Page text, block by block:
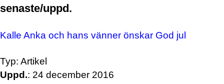
senaste/uppd.
Kalle Anka och hans vänner önskar God jul
Typ: Artikel
Uppd.: 24 december 2016